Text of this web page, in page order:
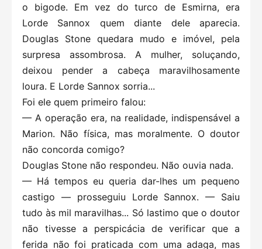
o bigode. Em vez do turco de Esmirna, era
Lorde Sannox quem diante dele aparecia.
Douglas Stone quedara mudo e imóvel, pela
surpresa assombrosa. A mulher, soluçando,
deixou pender a cabeça maravilhosamente
loura. E Lorde Sannox sorria...
Foi ele quem primeiro falou:
— A operação era, na realidade, indispensável a
Marion. Não física, mas moralmente. O doutor
não concorda comigo?
Douglas Stone não respondeu. Não ouvia nada.
— Há tempos eu queria dar-lhes um pequeno
castigo — prosseguiu Lorde Sannox. — Saiu
tudo às mil maravilhas... Só lastimo que o doutor
não tivesse a perspicácia de verificar que a
ferida não foi praticada com uma adaga, mas